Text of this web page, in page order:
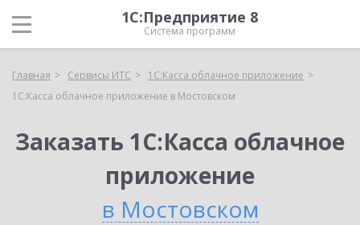
1С:Предприятие 8
Система программ
Главная Сервисы ИТС
1С:Касса облачное приложение
1С:Касса облачное приложение в Мостовском
Заказать 1С:Касса облачное
приложение
в Мостовском